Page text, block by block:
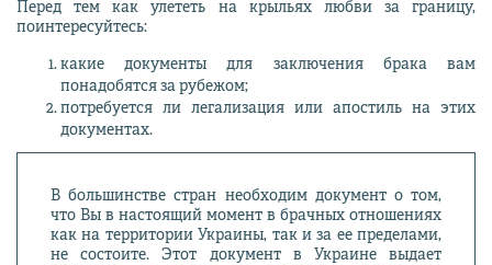
Перед тем как улететь на крыльях любви за границу,
поинтересуйтесь:
какие документы для заключения брака вам
понадобятся за рубежом;
потребуется ли легализация или апостиль на этих
документах.
В большинстве стран необходим документ о том,
что Вы в настоящий момент в брачных отношениях
как на территории Украины, так и за ее пределами,
не состоите. Этот документ в Украине выдает